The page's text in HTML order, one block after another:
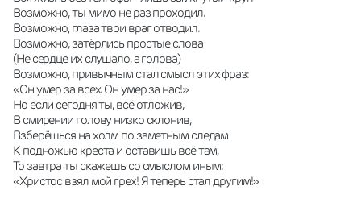
Возможно, ты мимо не раз проходил.
Возможно, глаза твои враг отводил.
Возможно, затёрлись простые слова
(Не сердце их слушало, а голова)
Возможно, привычным стал смысл этих фраз:
«Он умер за всех. Он умер за нас!»
Но если сегодня ты, всё отложив,
В смирении голову низко склонив,
Взберёшься на холм по заметным следам
К подножью креста и оставишь всё там,
То завтра ты скажешь со смыслом иным:
«Христос взял мой грех! Я теперь стал другим!»